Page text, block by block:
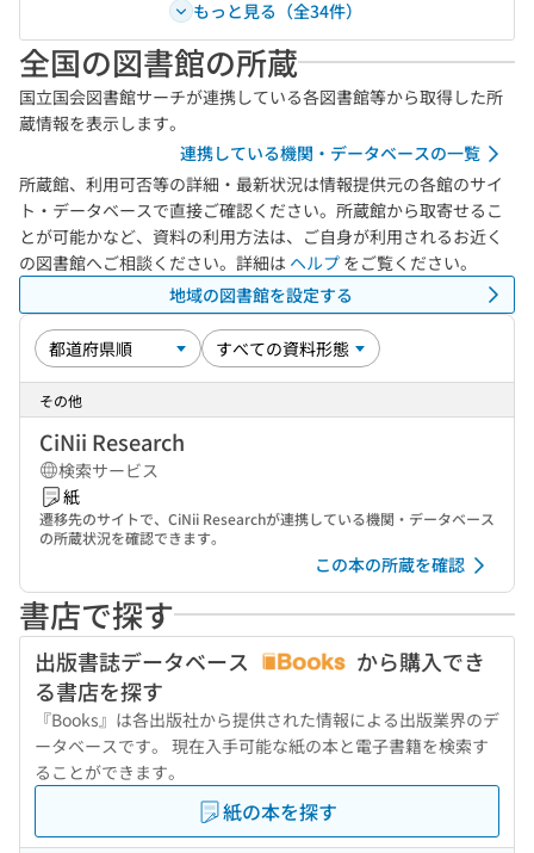
もっと見る（全34件）
全国の図書館の所蔵
国立国会図書館サーチが連携している各図書館等から取得した所
蔵情報を表示します。
連携している機関・データベースの一覧
所蔵館、利用可否等の詳細・最新状況は情報提供元の各館のサイ
ト・データベースで直接ご確認ください。所蔵館から取寄せるこ
とが可能かなど、資料の利用方法は、ご自身が利用されるお近く
の図書館へご相談ください。詳細は ヘルプ をご覧ください。
地域の図書館を設定する
その他
CiNii Research
検索サービス
紙
遷移先のサイトで、CiNii Researchが連携している機関・データベース
の所蔵状況を確認できます。
この本の所蔵を確認
書店で探す
出版書誌データベース
から購入でき
る書店を探す
『Books』は各出版社から提供された情報による出版業界のデ
ータベースです。 現在入手可能な紙の本と電子書籍を検索す
ることができます。
紙の本を探す